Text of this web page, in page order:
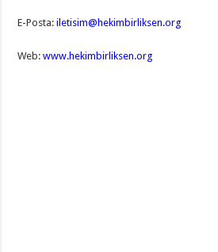
E-Posta:iletisim@hekimbirliksen.org
Web:www.hekimbirliksen.org